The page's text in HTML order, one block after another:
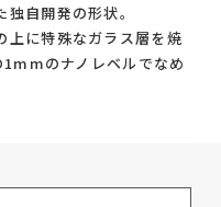
独自開発の形状。
上に特殊なガラス層を焼
のナノレベルでなめ